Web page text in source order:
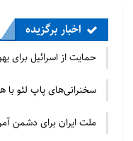
اخبار برگزیده
حمایت از اسرائیل برای
سخنرانی‌های پاپ لئو
ملت ایران برای دشمن